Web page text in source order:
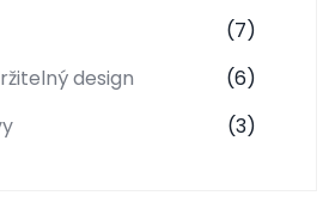
(7)
design
(6)
(3)